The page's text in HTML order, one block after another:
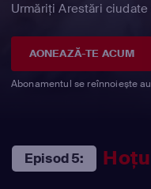
Urmăriți Arestări
AONEAZĂ-TE ACUM
Abonamentul se reînnoiește
Episod 5: